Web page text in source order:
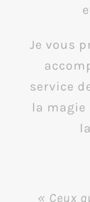
Je vous
service
la
« Ceux